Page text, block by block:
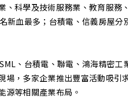
、科學及技術服務業、教育服
新血最多；台積電、信義房屋
、台積電、聯電、鴻海精密
場，多家企業推出豐富活動吸
源等相關產業布局。